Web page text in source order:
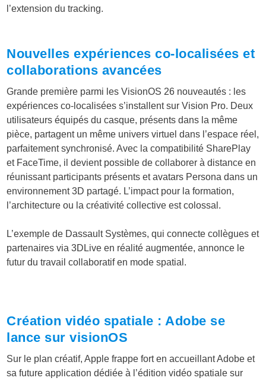
l’extension du tracking.
Nouvelles expériences co-localisées et
collaborations avancées
Grande première parmi les VisionOS 26 nouveautés : les
expériences co-localisées s’installent sur Vision Pro. Deux
utilisateurs équipés du casque, présents dans la même
pièce, partagent un même univers virtuel dans l’espace réel,
parfaitement synchronisé. Avec la compatibilité SharePlay
et FaceTime, il devient possible de collaborer à distance en
réunissant participants présents et avatars Persona dans un
environnement 3D partagé. L’impact pour la formation,
l’architecture ou la créativité collective est colossal.
L’exemple de Dassault Systèmes, qui connecte collègues et
partenaires via 3DLive en réalité augmentée, annonce le
futur du travail collaboratif en mode spatial.
Création vidéo spatiale : Adobe se
lance sur visionOS
Sur le plan créatif, Apple frappe fort en accueillant Adobe et
sa future application dédiée à l’édition vidéo spatiale sur